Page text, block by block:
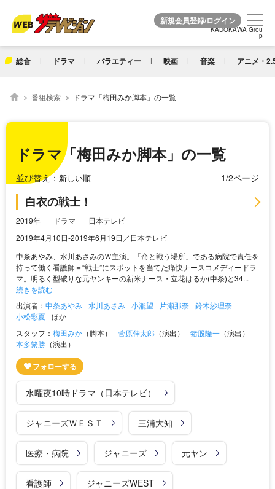
KADOKAWA Grou
p
総合 ドラマ バラエティー 映画 音楽 アニメ・
KADOKAWA Grou
p
番組検索 ドラマ「梅田みか脚本」の一覧
ドラマ「梅田みか脚本」の一覧
並び替え： 1/2ページ
白衣の戦士！
2019年 ドラマ
日本テレビ
2019年4月10日-2019年6月19日／日本テレビ
中条あやみ、水川あさみのＷ主演。「命と戦う場所」である病院で責任を
持って働く看護師＝“戦士”にスポットを当てた痛快ナースコメディードラ
マ。明るく型破りな元ヤンキーの新米ナース・立花はるか(中条)と34...
続きを読む
出演者： 中条あやみ 水川あさみ 小瀧望 片瀬那奈 鈴木紗理奈
小松彩夏
ほか
スタッフ： 梅田みか （脚本） 菅原伸太郎 （演出） 猪股隆一 （演出）
本多繁勝 （演出）
水曜夜10時ドラマ（日本テレビ）
ジャニーズＷＥＳＴ 三浦大知
医療・病院 ジャニーズ 元ヤン
看護師 ジャニーズWEST